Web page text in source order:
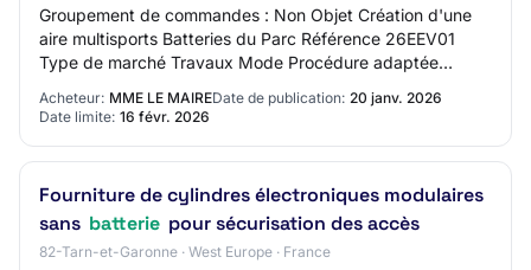
Groupement de commandes : Non Objet Création d'une
aire multisports Batteries du Parc Référence 26EEV01
Type de marché Travaux Mode Procédure adaptée
Acheteur: MME LE MAIREDate de publication: 20 janv. 2026
Date limite: 16 févr. 2026
Fourniture de cylindres électroniques modulaires
sans batterie pour sécurisation des accès
82-Tarn-et-Garonne · West Europe · France